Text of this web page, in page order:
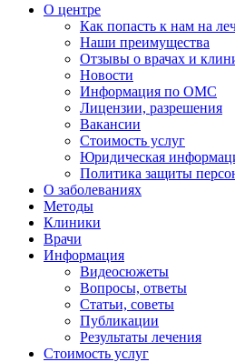
О центре
Как попасть к нам на
Наши преимущества
Отзывы о врачах и
Новости
Информация по ОМС
Лицензии, разрешения
Вакансии
Стоимость услуг
Юридическая
Политика защиты
О заболеваниях
Методы
Клиники
Врачи
Информация
Видеосюжеты
Вопросы, ответы
Статьи, советы
Публикации
Результаты лечения
Стоимость услуг